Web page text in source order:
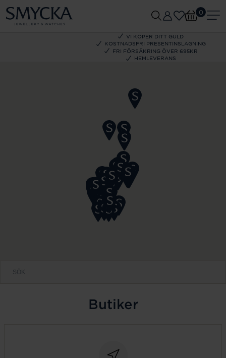
VI KÖPER DITT GULD
KOSTNADSFRI PRESENTINSLAGNING
FRI FÖRSÄKRING ÖVER 695KR
HEMLEVERANS
0
Butiker